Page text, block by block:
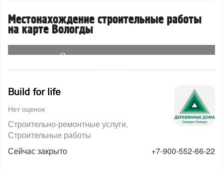
Местонахождение строительные работы
на карте Вологды
Смотреть организации
на карте
Build for life
Нет оценок
Строительно-ремонтные услуги
Строительные работы
Сейчас закрыто
+7-900-552-66-22